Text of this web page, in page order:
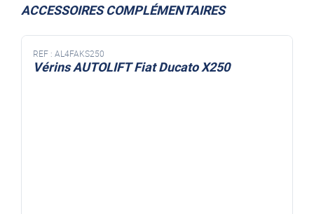
ACCESSOIRES COMPLÉMENTAIRES
REF : AL4FAKS250
Vérins AUTOLIFT Fiat Ducato X250